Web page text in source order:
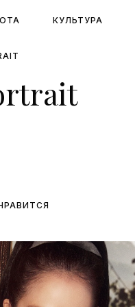
КУЛЬТУРА